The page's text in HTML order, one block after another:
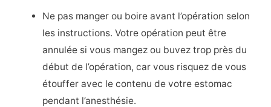
Ne pas manger ou boire avant l’opération selon
les instructions. Votre opération peut être
annulée si vous mangez ou buvez trop près du
début de l’opération, car vous risquez de vous
étouffer avec le contenu de votre estomac
pendant l’anesthésie.